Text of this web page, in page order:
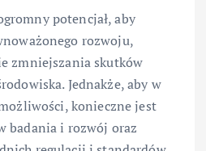
potencjał, aby
rozwoju,
zmniejszania skutków
Jednakże, aby w
konieczne jest
badania i rozwój oraz